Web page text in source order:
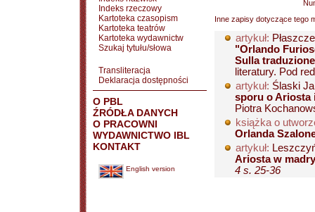
Indeks rzeczowy
Kartoteka czasopism
Kartoteka teatrów
Kartoteka wydawnictw
Szukaj tytułu/słowa
Transliteracja
Deklaracja dostępności
O PBL
ŹRÓDŁA DANYCH
O PRACOWNI
WYDAWNICTWO IBL
KONTAKT
English version
Inne zapisy dotyczące tego
artykuł:
"Orlando
Sulla
literatury. Pod
artykuł: Ślaski
sporu o Ariosta
Piotra
książka o
Orlanda
artykuł:
Ariosta w
4 s. 25-36